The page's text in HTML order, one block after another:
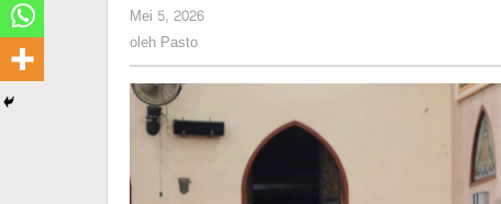
Mei 5, 2026
oleh Pasto